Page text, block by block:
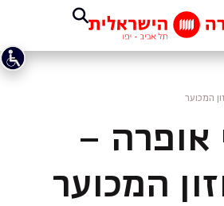
המכוער
אופרה –
המכוער